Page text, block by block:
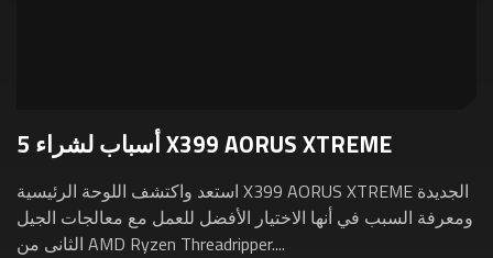
5 أسباب لشراء X399 AORUS XTREME
استعد واكتشف اللوحة الرئيسية X399 AORUS XTREME الجديدة
ومعرفة السبب في أنها الاختيار الأفضل للعمل مع معالجات الجيل
الثانى من AMD Ryzen Threadripper....